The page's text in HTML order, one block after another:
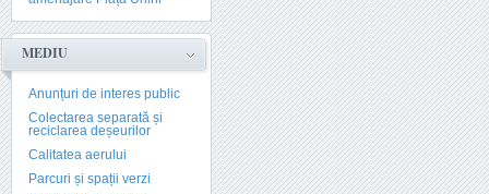
MEDIU
Anunțuri de interes public
Colectarea separată și
reciclarea deșeurilor
Calitatea aerului
Parcuri și spații verzi